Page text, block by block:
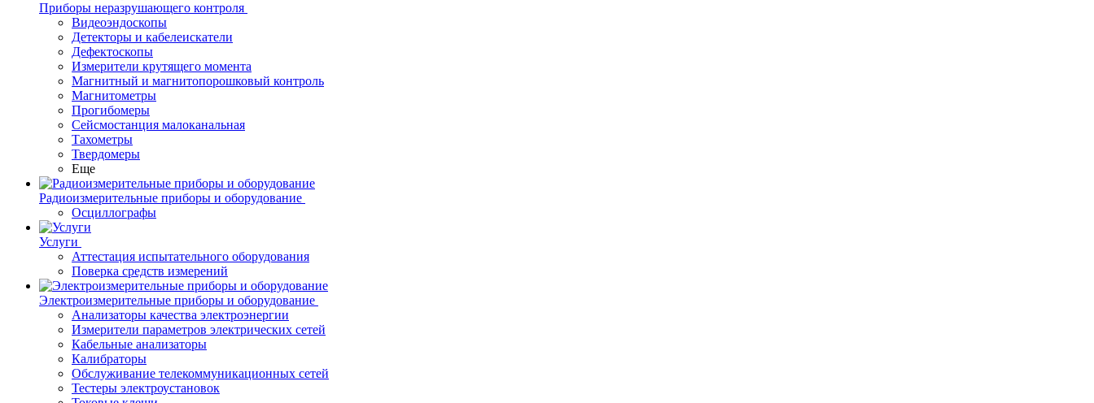
Приборы неразрушающего контроля
Видеоэндоскопы
Детекторы и кабелеискатели
Дефектоскопы
Измерители крутящего момента
Магнитный и магнитопорошковый контроль
Магнитометры
Прогибомеры
Сейсмостанция малоканальная
Тахометры
Твердомеры
Еще
Радиоизмерительные приборы и оборудование
Осциллографы
Услуги
Аттестация испытательного оборудования
Поверка средств измерений
Электроизмерительные приборы и оборудование
Анализаторы качества электроэнергии
Измерители параметров электрических сетей
Кабельные анализаторы
Калибраторы
Обслуживание телекоммуникационных сетей
Тестеры электроустановок